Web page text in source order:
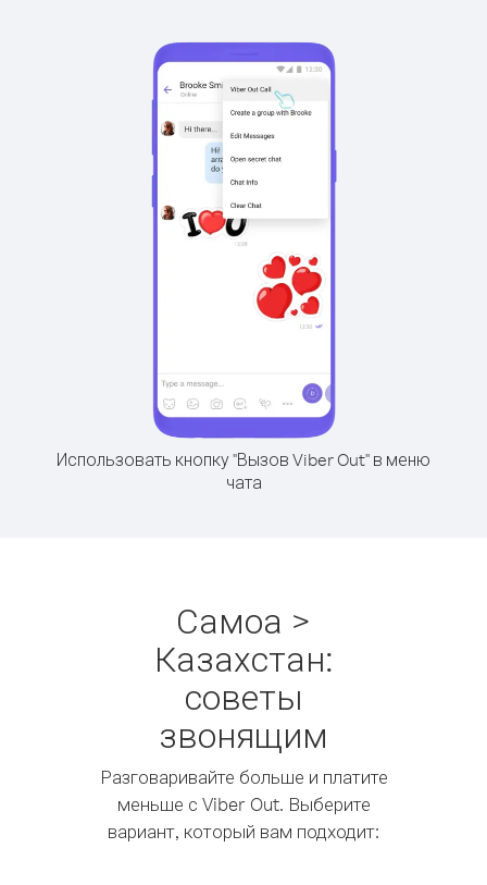
Использовать кнопку "Вызов Viber Out" в меню
чата
Самоа >
Казахстан:
советы
звонящим
Разговаривайте больше и платите
меньше с Viber Out. Выберите
вариант, который вам подходит: